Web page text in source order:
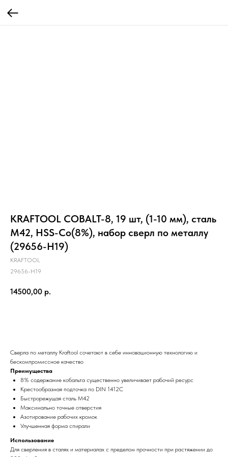
KRAFTOOL COBALT-8, 19 шт, (1-10 мм), сталь
М42, HSS-Co(8%), набор сверл по металлу
(29656-H19)
KRAFTOOL
29656-H19
14500,00 р.
Сверла по металлу Кraftool сочетают в себе инновационную технологию и
бескомпромиссное качество
Преимущества
8% содержание кобальта существенно увеличивает рабочий ресурс
Крестообразная подточка по DIN 1412C
Быстрорежущая сталь М42
Максимально точные отверстия
Азотирование рабочих кромок
Улучшенная форма спирали
Использование
Для сверления в сталях и материалах с пределом прочности при растяжении до